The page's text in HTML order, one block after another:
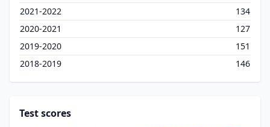
2021-2022
134
2020-2021
127
2019-2020
151
2018-2019
146
Test scores